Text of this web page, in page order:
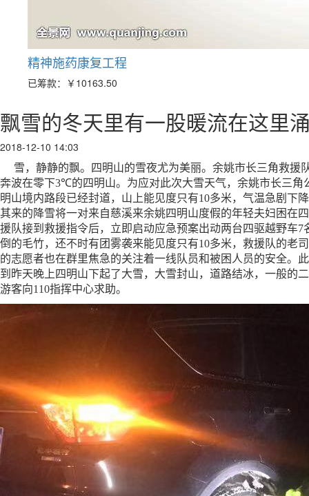
精神施药康复工程
已筹款： ￥10163.50
飘雪的冬天里有一股暖流在这里
2018-12-10 14:03
雪，静静的飘。四明山的雪夜尤为美丽。余姚市长三角救援
奔波在零下3℃的四明山。为应对此次大雪天气，余姚市长三
明山境内路段已经封道，山上能见度只有10多米，气温急剧下
其来的降雪将一对来自慈溪来余姚四明山度假的年轻夫妇困在
援队接到救援指令后，立即启动应急预案出动两台四驱越野车7
倒的毛竹，还不时有团雾袭来能见度只有10多米，救援队的老
的志愿者也在群里焦急的关注着一线队员和被困人员的安全。
到昨天晚上四明山下起了大雪，大雪封山，道路结冰，一般的
游客向110指挥中心求助。